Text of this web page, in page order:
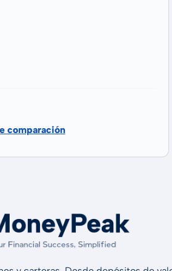
comparación